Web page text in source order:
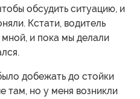
обсудить ситуацию, и
Кстати, водитель
и пока мы делали
добежать до стойки
там, но у меня возникли